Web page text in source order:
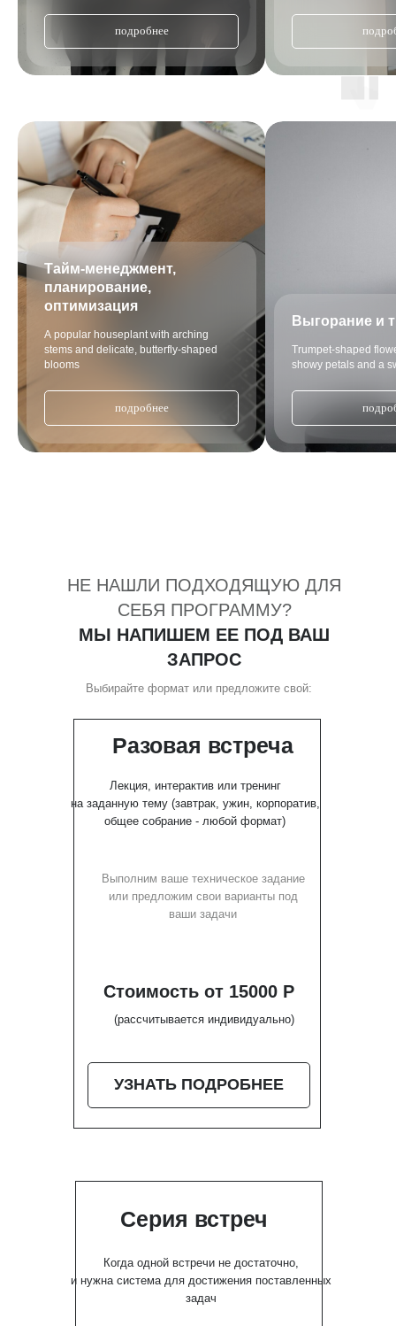
подробнее
Тайм-менеджмент,
планирование,
оптимизация
A popular houseplant with arching
stems and delicate, butterfly-shaped
blooms
подробнее
Выгорание и
Trumpet-shaped
showy petals and a
Когда одной встречи не достаточно,
и нужна система для достижения поставленных
задач
Серия встреч
Выбирайте формат или предложите свой:
УЗНАТЬ ПОДРОБНЕЕ
Выполним ваше техническое задание
или предложим свои варианты под
ваши задачи
Лекция, интерактив или тренинг
на заданную тему (завтрак, ужин, корпоратив,
общее собрание - любой формат)
Разовая встреча
Стоимость от 15000 Р
(рассчитывается индивидуально)
НЕ НАШЛИ ПОДХОДЯЩУЮ ДЛЯ
СЕБЯ ПРОГРАММУ?
МЫ НАПИШЕМ ЕЕ ПОД ВАШ
ЗАПРОС